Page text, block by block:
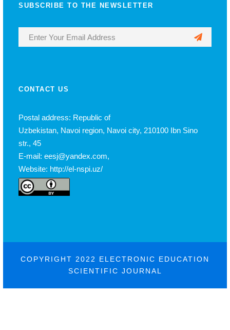
SUBSCRIBE TO THE NEWSLETTER
CONTACT US
Postal address: Republic of
Uzbekistan, Navoi region, Navoi city, 210100 Ibn Sino
str., 45
E-mail: eesj@yandex.com,
Website: http://el-nspi.uz/
COPYRIGHT 2022 ELECTRONIC EDUCATION
SCIENTIFIC JOURNAL